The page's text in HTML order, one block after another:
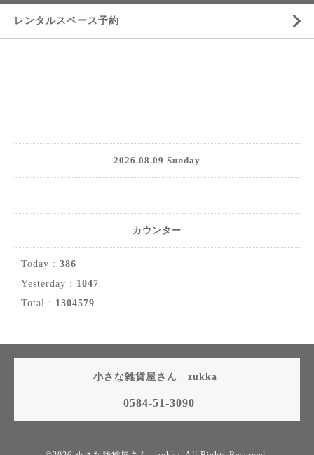
レンタルスペース予約
2026.08.09 Sunday
カウンター
Today : 386
Yesterday : 1047
Total : 1304579
小さな雑貨屋さん zukka
0584-51-3090